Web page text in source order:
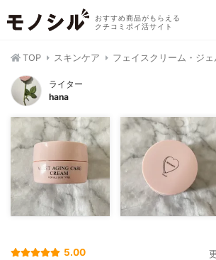
おすすめ商品がもらえる
クチコミポイ活サイト
TOP スキンケア フェイスクリーム・ジ
ライター
hana
5.00